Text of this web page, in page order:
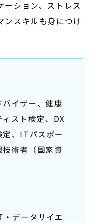
ーション、ストレス
ンスキルも身につけ
イザー、健康
スト検定、DX
、ITパスポー
術者（国家資
データサイエ